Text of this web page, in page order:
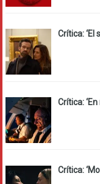
Crítica: ‘El
Crítica:
Crítica: